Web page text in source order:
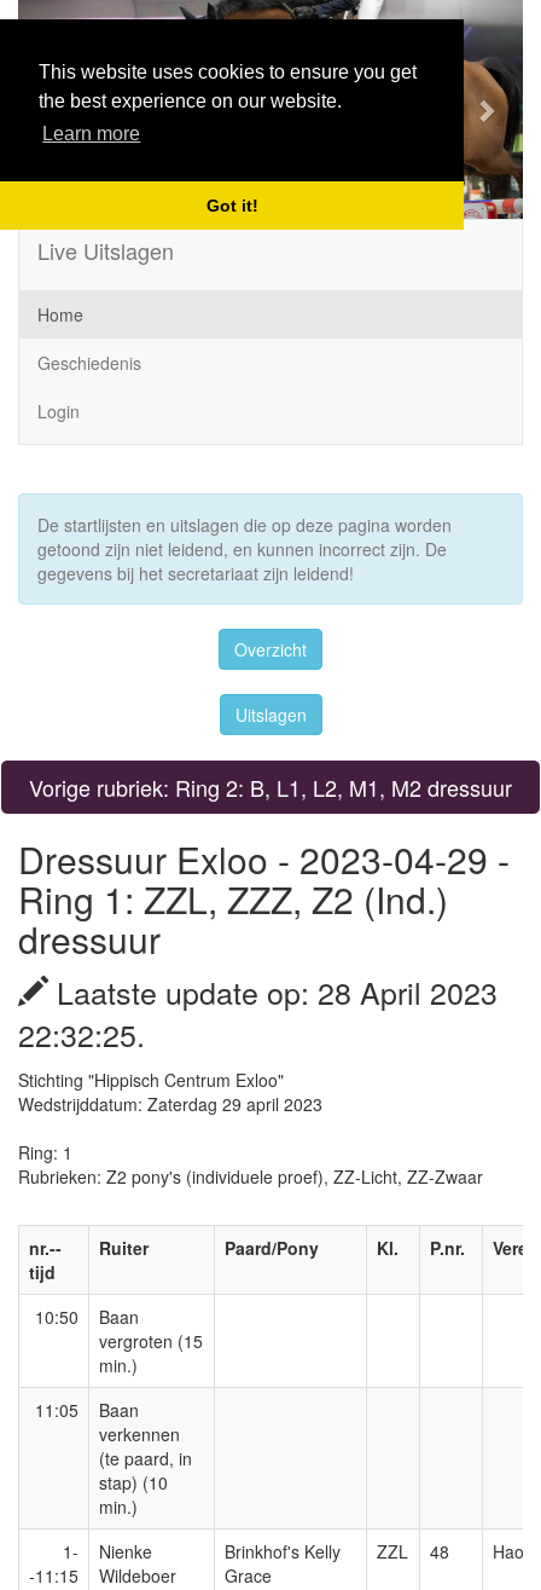
This website uses cookies to ensure you get
the best experience on our website.
Learn more
Got it!
Previous Next
Live Uitslagen
Home
Geschiedenis
Login
De startlijsten en uitslagen die op deze pagina worden
getoond zijn niet leidend, en kunnen incorrect zijn. De
gegevens bij het secretariaat zijn leidend!
Overzicht
Uitslagen
Vorige rubriek: Ring 2: B, L1, L2, M1, M2 dressuur
Dressuur Exloo - 2023-04-29 -
Ring 1: ZZL, ZZZ, Z2 (Ind.)
dressuur
Laatste update op: 28 April 2023
22:32:25.
Stichting "Hippisch Centrum Exloo"
Wedstrijddatum: Zaterdag 29 april 2023
Ring: 1
Rubrieken: Z2 pony's (individuele proef), ZZ-Licht, ZZ-Zwaar
nr.--
tijd
Ruiter Paard/Pony Kl. P.nr.
10:50
Baan
vergroten (15
min.)
11:05
Baan
verkennen
(te paard, in
stap) (10
min.)
1-
-11:15
Nienke
Wildeboer
Brinkhof's Kelly
Grace
ZZL 48